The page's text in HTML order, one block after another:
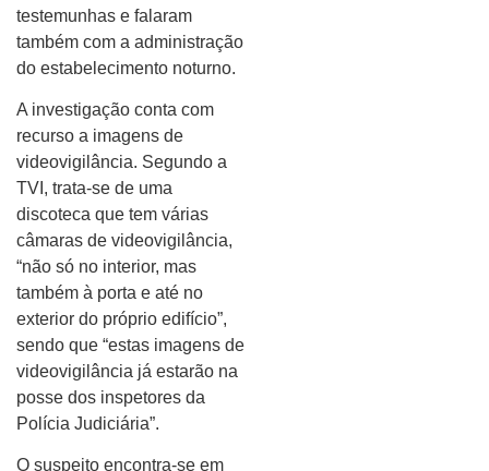
testemunhas e falaram
também com a administração
do estabelecimento noturno.
A investigação conta com
recurso a imagens de
videovigilância. Segundo a
TVI, trata-se de uma
discoteca que tem várias
câmaras de videovigilância,
“não só no interior, mas
também à porta e até no
exterior do próprio edifício”,
sendo que “estas imagens de
videovigilância já estarão na
posse dos inspetores da
Polícia Judiciária”.
O suspeito encontra-se em